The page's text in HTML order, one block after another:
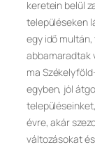
keretein belül
településeken
egy idő
abbamaradtak
ma
egyben, jól
évre, akár
változásokat